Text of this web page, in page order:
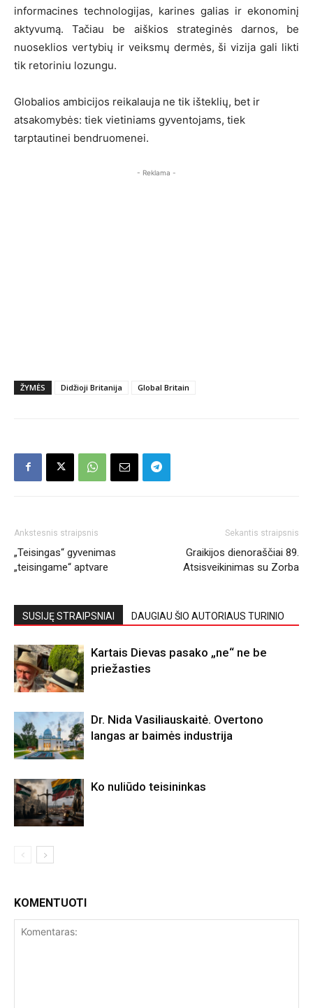
informacines technologijas, karines galias ir ekonominį
aktyvumą. Tačiau be aiškios strateginės darnos, be
nuoseklios vertybių ir veiksmų dermės, ši vizija gali likti
tik retoriniu lozungu.
Globalios ambicijos reikalauja ne tik išteklių, bet ir
atsakomybės: tiek vietiniams gyventojams, tiek
tarptautinei bendruomenei.
- Reklama -
ŽYMĖS Didžioji Britanija Global Britain
Ankstesnis straipsnis
„Teisingas“ gyvenimas
„teisingame“ aptvare
Sekantis straipsnis
Graikijos dienoraščiai 89.
Atsisveikinimas su Zorba
SUSIJĘ STRAIPSNIAI DAUGIAU ŠIO AUTORIAUS TURINIO
Kartais Dievas pasako „ne“ ne be
priežasties
Dr. Nida Vasiliauskaitė. Overtono
langas ar baimės industrija
Ko nuliūdo teisininkas
KOMENTUOTI